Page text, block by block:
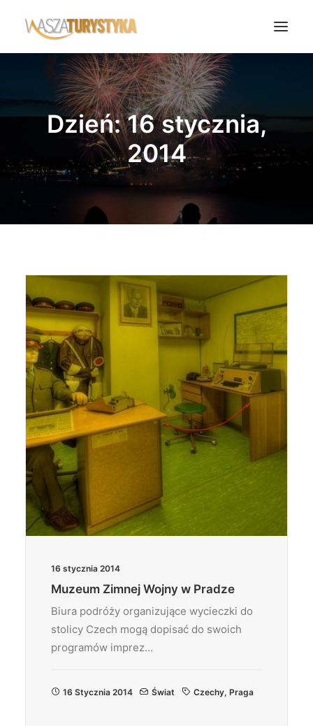
Księga wspomnień
Biura podróży
Transport
Noclegi
Polska
Świat
Wasze Podróże
Wyszukiwanie
Dzień: 16 stycznia,
2014
16 stycznia 2014
Muzeum Zimnej Wojny w Pradze
Biura podróży organizujące wycieczki do
stolicy Czech mogą dopisać do swoich
programów imprez…
16 Stycznia 2014 Świat Czechy, Praga